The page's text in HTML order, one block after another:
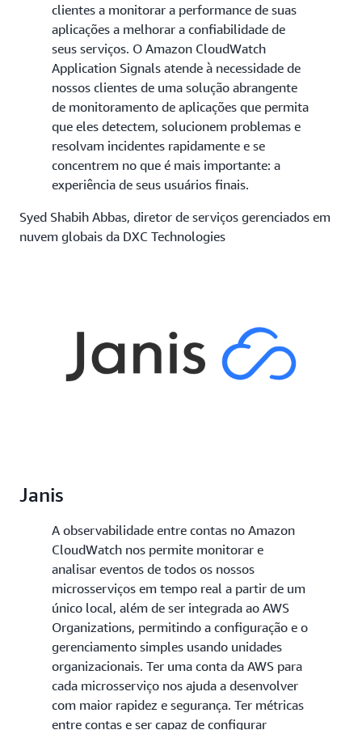
clientes a monitorar a performance de suas
aplicações a melhorar a confiabilidade de
seus serviços. O Amazon CloudWatch
Application Signals atende à necessidade de
nossos clientes de uma solução abrangente
de monitoramento de aplicações que permita
que eles detectem, solucionem problemas e
resolvam incidentes rapidamente e se
concentrem no que é mais importante: a
experiência de seus usuários finais.
Syed Shabih Abbas, diretor de serviços gerenciados em
nuvem globais da DXC Technologies
Janis
A observabilidade entre contas no Amazon
CloudWatch nos permite monitorar e
analisar eventos de todos os nossos
microsserviços em tempo real a partir de um
único local, além de ser integrada ao AWS
Organizations, permitindo a configuração e o
gerenciamento simples usando unidades
organizacionais. Ter uma conta da AWS para
cada microsserviço nos ajuda a desenvolver
com maior rapidez e segurança. Ter métricas
entre contas e ser capaz de configurar